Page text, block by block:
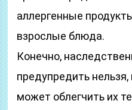
аллергенные
взрослые блюда.
Конечно,
предупредить
может облегчить их